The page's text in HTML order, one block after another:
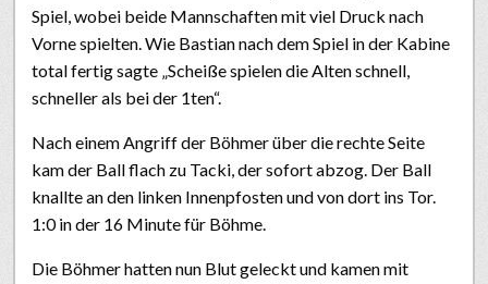
Spiel, wobei beide Mannschaften mit viel Druck nach
Vorne spielten. Wie Bastian nach dem Spiel in der Kabine
total fertig sagte „Scheiße spielen die Alten schnell,
schneller als bei der 1ten“.
Nach einem Angriff der Böhmer über die rechte Seite
kam der Ball flach zu Tacki, der sofort abzog. Der Ball
knallte an den linken Innenpfosten und von dort ins Tor.
1:0 in der 16 Minute für Böhme.
Die Böhmer hatten nun Blut geleckt und kamen mit